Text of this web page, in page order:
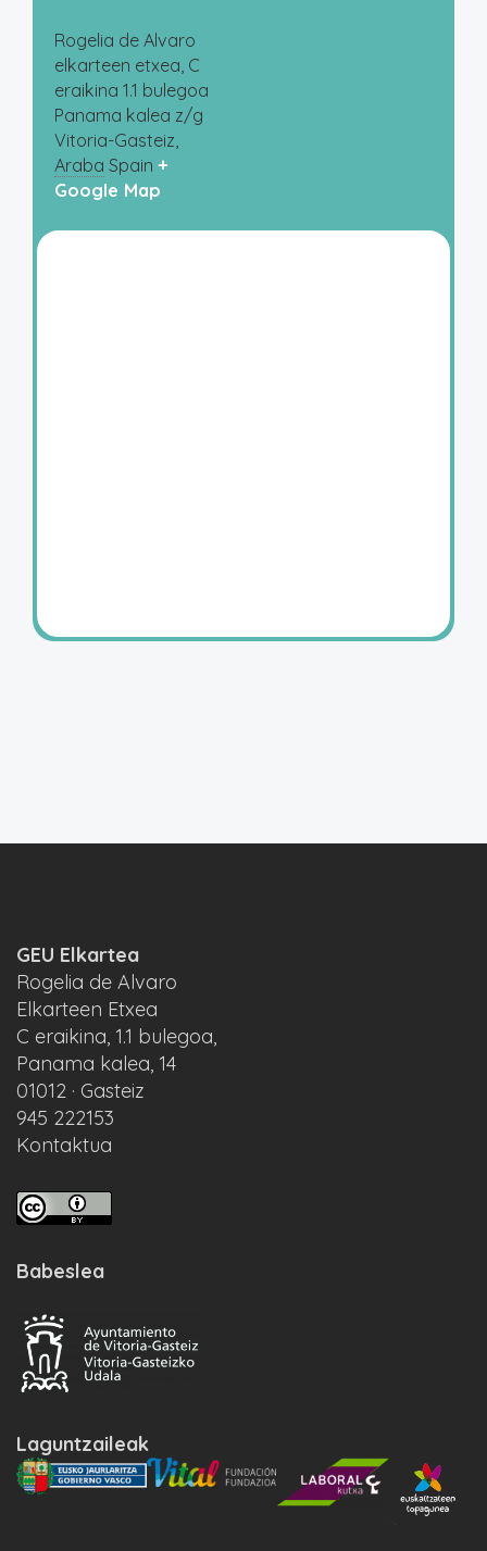
Rogelia de Alvaro
elkarteen etxea, C
eraikina 1.1 bulegoa
Panama kalea z/g
Vitoria-Gasteiz,
Araba Spain +
Google Map
GEU Elkartea
Rogelia de Alvaro
Elkarteen Etxea
C eraikina, 1.1 bulegoa,
Panama kalea, 14
01012 · Gasteiz
945 222153
Kontaktua
Babeslea
Laguntzaileak